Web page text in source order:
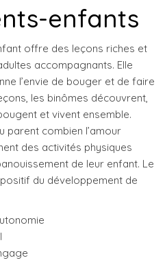
enfants
offre des leçons riches et
accompagnants. Elle
l’envie de bouger et de faire
les binômes découvrent,
et vivent ensemble.
parent combien l’amour
des activités physiques
de leur enfant. Le
du développement de